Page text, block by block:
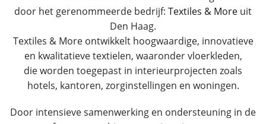
door het gerenommeerde bedrijf: Textiles & More uit
Den Haag.
Textiles & More ontwikkelt hoogwaardige, innovatieve
en kwalitatieve textielen, waaronder vloerkleden,
die worden toegepast in interieurprojecten zoals
hotels, kantoren, zorginstellingen en woningen.
Door intensieve samenwerking en ondersteuning in de